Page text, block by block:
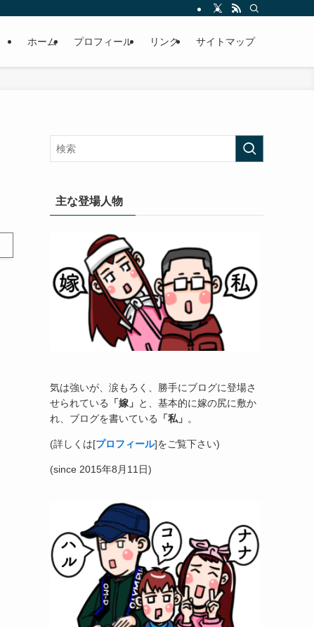
ホーム プロフィール リンク サイトマップ
主な登場人物
気は強いが、涙もろく、勝手にブログに登場さ
せられている
「嫁」 と、基本的に嫁の尻に敷か
れ、ブログを書いている
「私」 。
(詳しくは[プロフィール]をご覧下さい)
(since 2015年8月11日)